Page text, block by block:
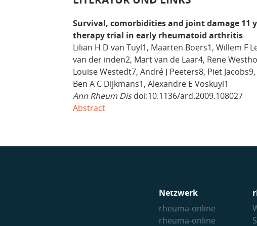
Survival, comorbidities and joint damage 11
therapy trial in early rheumatoid arthritis
Lilian H D van Tuyl1, Maarten Boers1, Willem F
van der inden2, Mart van de Laar4, Rene
Louise Westedt7, André J Peeters8, Piet
Ben A C Dijkmans1, Alexandre E Voskuyl1
Ann Rheum Disdoi:10.1136/ard.2009.108027
Abstract
Netzwerk
rheuma-online
rheuma-online